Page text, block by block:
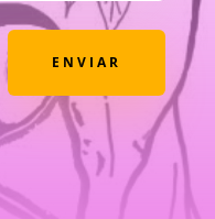
ENVIAR